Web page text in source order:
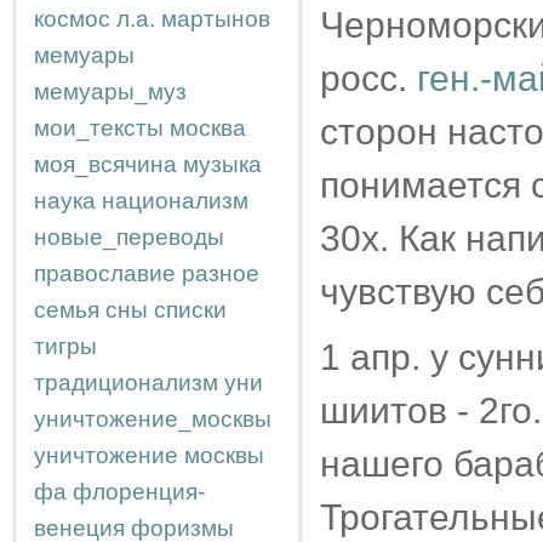
космос л.а. мартынов
мемуары
мемуары_муз
мои_тексты москва
моя_всячина музыка
наука национализм
новые_переводы
православие разное
семья сны списки
тигры
традиционализм уни
уничтожение_москвы
уничтожение москвы
фа флоренция-
венеция форизмы
росс. ген.-
сторон
понимается
30х. Как
чувствую
1 апр. у
шиитов -
нашего